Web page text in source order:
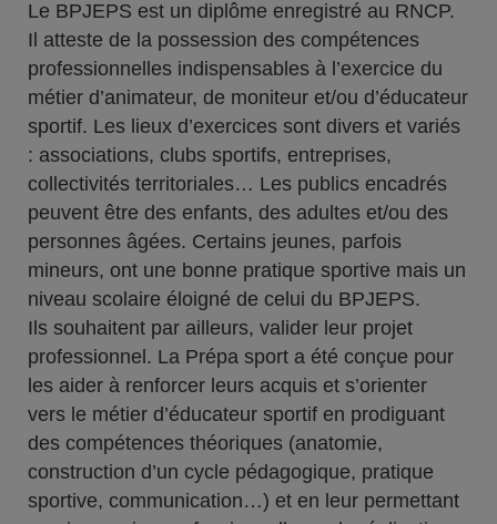
Le BPJEPS est un diplôme enregistré au RNCP.
Il atteste de la possession des compétences
professionnelles indispensables à l’exercice du
métier d’animateur, de moniteur et/ou d’éducateur
sportif. Les lieux d’exercices sont divers et variés
: associations, clubs sportifs, entreprises,
collectivités territoriales… Les publics encadrés
peuvent être des enfants, des adultes et/ou des
personnes âgées. Certains jeunes, parfois
mineurs, ont une bonne pratique sportive mais un
niveau scolaire éloigné de celui du BPJEPS.
Ils souhaitent par ailleurs, valider leur projet
professionnel. La Prépa sport a été conçue pour
les aider à renforcer leurs acquis et s’orienter
vers le métier d’éducateur sportif en prodiguant
des compétences théoriques (anatomie,
construction d’un cycle pédagogique, pratique
sportive, communication…) et en leur permettant